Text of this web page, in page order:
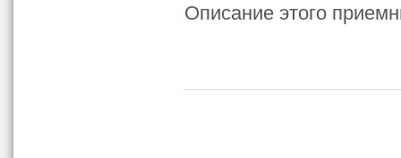
Описание этого